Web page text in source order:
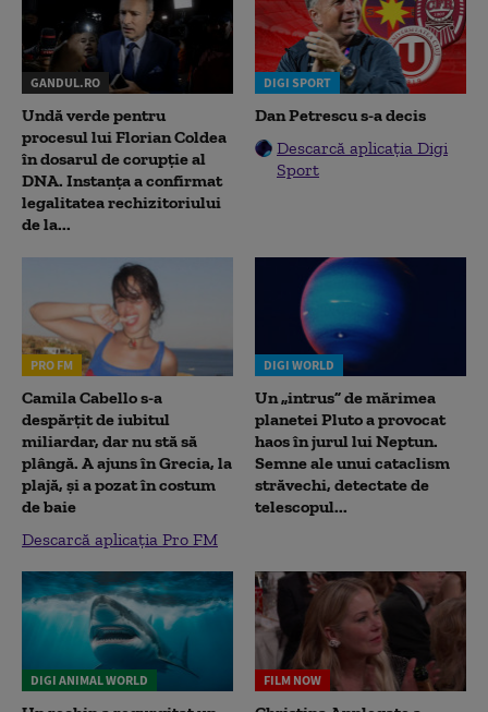
GANDUL.RO
Undă verde pentru
procesul lui Florian Coldea
în dosarul de corupție al
DNA. Instanța a confirmat
legalitatea rechizitoriului
de la...
DIGI SPORT
Dan Petrescu s-a decis
Descarcă aplicația Digi
Sport
PRO FM
Camila Cabello s-a
despărțit de iubitul
miliardar, dar nu stă să
plângă. A ajuns în Grecia, la
plajă, și a pozat în costum
de baie
Descarcă aplicația Pro FM
DIGI WORLD
Un „intrus” de mărimea
planetei Pluto a provocat
haos în jurul lui Neptun.
Semne ale unui cataclism
străvechi, detectate de
telescopul...
DIGI ANIMAL WORLD FILM NOW